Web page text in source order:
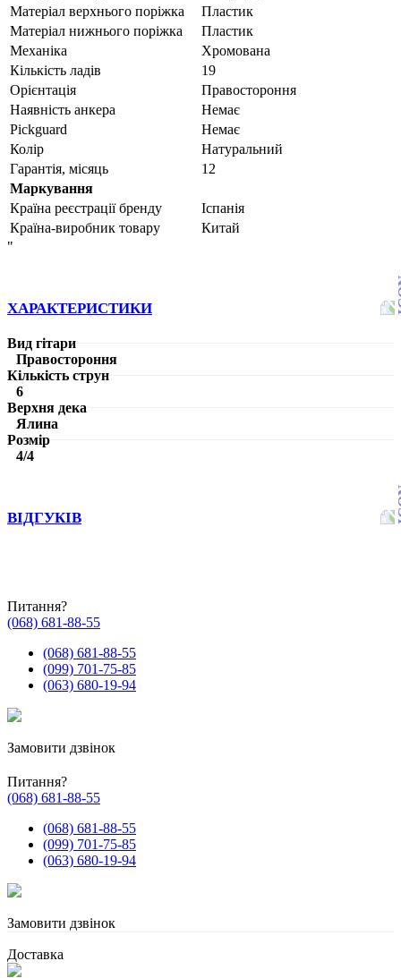
Матеріал верхнього поріжка
Пластик
Матеріал нижнього поріжка
Пластик
Механіка
Хромована
Кількість ладів
19
Орієнтація
Правостороння
Наявність анкера
Немає
Pickguard
Немає
Колір
Натуральний
Гарантія, місяць
12
Маркування
Країна реєстрації бренду
Іспанія
Країна-виробник товару
Китай
"
ХАРАКТЕРИСТИКИ
Вид гітари
Правостороння
Кількість струн
6
Верхня дека
Ялина
Розмір
4/4
ВІДГУКІВ
Питання?
(068) 681-88-55
(068) 681-88-55
(099) 701-75-85
(063) 680-19-94
Замовити дзвінок
Питання?
(068) 681-88-55
(068) 681-88-55
(099) 701-75-85
(063) 680-19-94
Замовити дзвінок
Доставка